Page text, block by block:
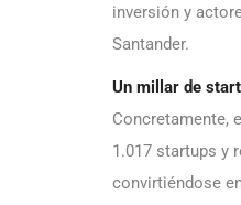
inversión y
Santander.
Un millar de
Concretamente,
1.017 startups y
convirtiéndose